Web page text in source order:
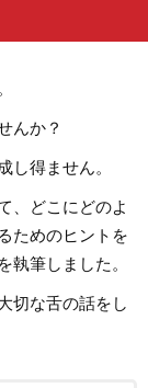
んか？
し得ません。
、どこにどのよ
ためのヒントを
執筆しました。
切な舌の話をし